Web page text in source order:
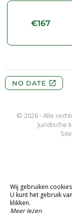
© 2026 - Alle
Juridische
Wij gebruiken
U kunt het gebruik
klikken.
Meer lezen